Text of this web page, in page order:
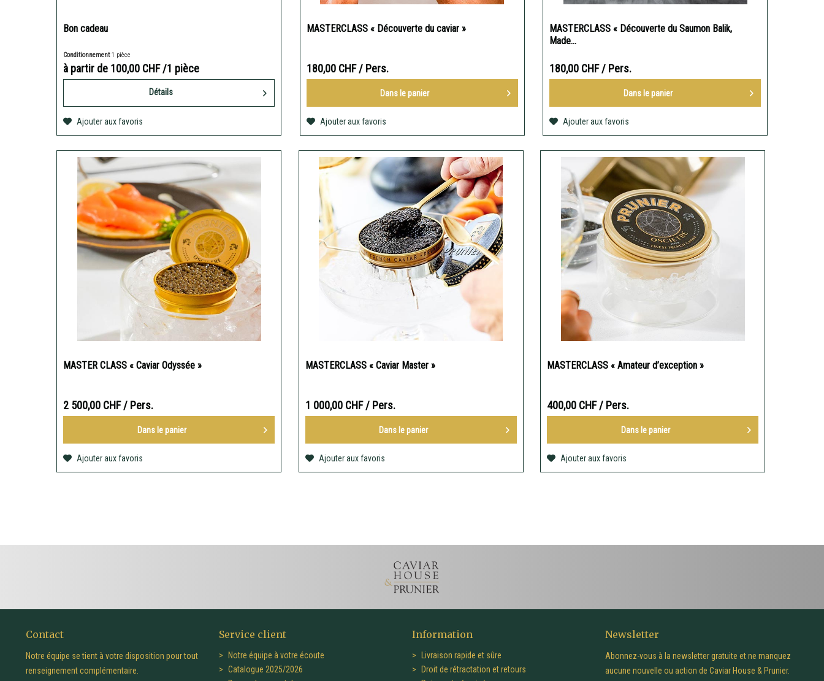
Bon cadeau
Conditionnement1 pièce
à partir de 100,00 CHF/1 pièce
Détails
Ajouter aux favoris
MASTERCLASS « Découverte du caviar »
180,00 CHF/ Pers.
Dans lepanier
Ajouter aux favoris
MASTERCLASS « Découverte du Saumon Balik,
Made...
180,00 CHF/ Pers.
Dans lepanier
Ajouter aux favoris
MASTER CLASS « Caviar Odyssée »
2 500,00 CHF/ Pers.
Dans lepanier
Ajouter aux favoris
MASTERCLASS « Caviar Master »
1 000,00 CHF/ Pers.
Dans lepanier
Ajouter aux favoris
MASTERCLASS « Amateur d’exception »
400,00 CHF/ Pers.
Dans lepanier
Ajouter aux favoris
Contact
Notre équipe se tient à votre disposition pour tout
renseignement complémentaire.
Service client
Notre équipe à votre écoute
Catalogue 2025/2026
Information
Livraison rapide et sûre
Droit de rétractation et retours
Newsletter
Abonnez-vous à la newsletter gratuite et ne manquez
aucune nouvelle ou action de Caviar House & Prunier.